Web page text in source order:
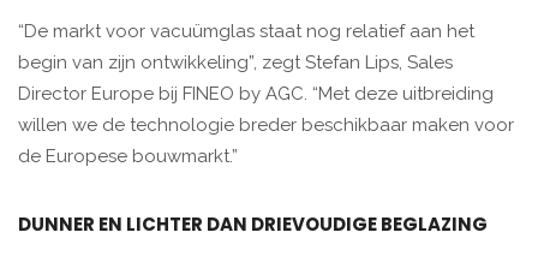
“De markt voor vacuümglas staat nog relatief aan het
begin van zijn ontwikkeling”, zegt Stefan Lips, Sales
Director Europe bij FINEO by AGC. “Met deze uitbreiding
willen we de technologie breder beschikbaar maken voor
de Europese bouwmarkt.”
DUNNER EN LICHTER DAN DRIEVOUDIGE BEGLAZING